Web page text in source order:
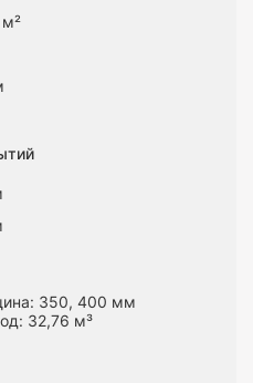
350, 400 мм
32,76 м³